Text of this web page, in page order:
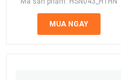
MUA NGAY